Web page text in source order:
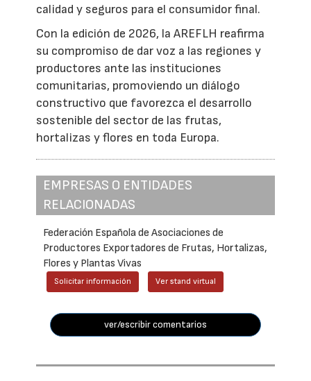
calidad y seguros para el consumidor final.
Con la edición de 2026, la AREFLH reafirma
su compromiso de dar voz a las regiones y
productores ante las instituciones
comunitarias, promoviendo un diálogo
constructivo que favorezca el desarrollo
sostenible del sector de las frutas,
hortalizas y flores en toda Europa.
EMPRESAS O ENTIDADES
RELACIONADAS
Federación Española de Asociaciones de
Productores Exportadores de Frutas, Hortalizas,
Flores y Plantas Vivas
Solicitar información Ver stand virtual
ver/escribir comentarios